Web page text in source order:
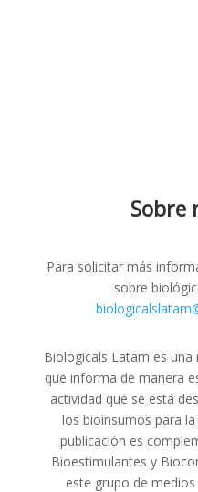
Sobre
Para solicitar más
sobre
Biologicals Latam es una
que informa de manera
actividad que se está
los bioinsumos para
publicación es
Bioestimulantes y
este grupo de